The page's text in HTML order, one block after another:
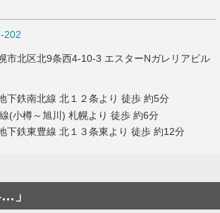
202
市北区北9条西4-10-3 エスターNガレリアビル
下鉄南北線 北１２条より 徒歩 約5分
(小樽～旭川) 札幌より 徒歩 約6分
下鉄東豊線 北１３条東より 徒歩 約12分
」